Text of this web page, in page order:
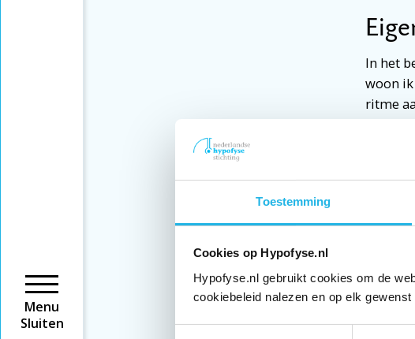
Toestemming
Cookies op Hypofyse.nl
Hypofyse.nl gebruikt cookies om de
cookiebeleid nalezen en op elk
Menu
Sluiten
In het
woon
ritme
de
kan
Met
kunt
is, is